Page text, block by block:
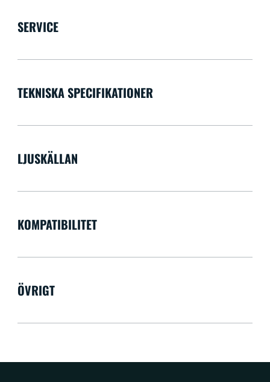
SERVICE
TEKNISKA SPECIFIKATIONER
LJUSKÄLLAN
KOMPATIBILITET
ÖVRIGT